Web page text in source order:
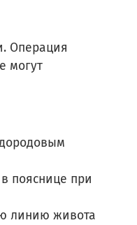
Операция
могут
пояснице при
линию живота